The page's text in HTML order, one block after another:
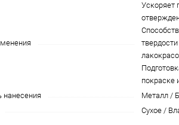
Ускоряет
покраске
нанесения
Металл /
Сухое /